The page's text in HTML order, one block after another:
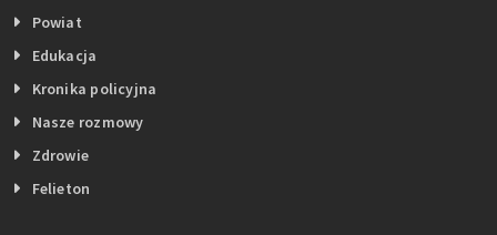
Powiat
Edukacja
Kronika policyjna
Nasze rozmowy
Zdrowie
Felieton